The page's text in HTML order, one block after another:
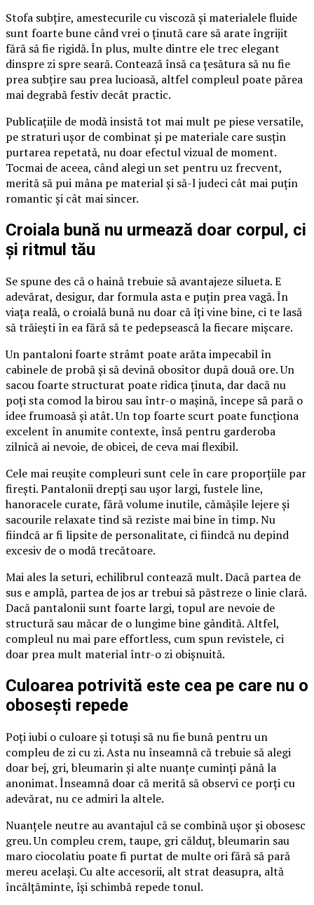
Stofa subțire, amestecurile cu viscoză și materialele fluide
sunt foarte bune când vrei o ținută care să arate îngrijit
fără să fie rigidă. În plus, multe dintre ele trec elegant
dinspre zi spre seară. Contează însă ca țesătura să nu fie
prea subțire sau prea lucioasă, altfel compleul poate părea
mai degrabă festiv decât practic.
Publicațiile de modă insistă tot mai mult pe piese versatile,
pe straturi ușor de combinat și pe materiale care susțin
purtarea repetată, nu doar efectul vizual de moment.
Tocmai de aceea, când alegi un set pentru uz frecvent,
merită să pui mâna pe material și să-l judeci cât mai puțin
romantic și cât mai sincer.
Croiala bună nu urmează doar corpul, ci
și ritmul tău
Se spune des că o haină trebuie să avantajeze silueta. E
adevărat, desigur, dar formula asta e puțin prea vagă. În
viața reală, o croială bună nu doar că îți vine bine, ci te lasă
să trăiești în ea fără să te pedepsească la fiecare mișcare.
Un pantaloni foarte strâmt poate arăta impecabil în
cabinele de probă și să devină obositor după două ore. Un
sacou foarte structurat poate ridica ținuta, dar dacă nu
poți sta comod la birou sau într-o mașină, începe să pară o
idee frumoasă și atât. Un top foarte scurt poate funcționa
excelent în anumite contexte, însă pentru garderoba
zilnică ai nevoie, de obicei, de ceva mai flexibil.
Cele mai reușite compleuri sunt cele în care proporțiile par
firești. Pantalonii drepți sau ușor largi, fustele line,
hanoracele curate, fără volume inutile, cămășile lejere și
sacourile relaxate tind să reziste mai bine în timp. Nu
fiindcă ar fi lipsite de personalitate, ci fiindcă nu depind
excesiv de o modă trecătoare.
Mai ales la seturi, echilibrul contează mult. Dacă partea de
sus e amplă, partea de jos ar trebui să păstreze o linie clară.
Dacă pantalonii sunt foarte largi, topul are nevoie de
structură sau măcar de o lungime bine gândită. Altfel,
compleul nu mai pare effortless, cum spun revistele, ci
doar prea mult material într-o zi obișnuită.
Culoarea potrivită este cea pe care nu o
obosești repede
Poți iubi o culoare și totuși să nu fie bună pentru un
compleu de zi cu zi. Asta nu înseamnă că trebuie să alegi
doar bej, gri, bleumarin și alte nuanțe cuminți până la
anonimat. Înseamnă doar că merită să observi ce porți cu
adevărat, nu ce admiri la altele.
Nuanțele neutre au avantajul că se combină ușor și obosesc
greu. Un compleu crem, taupe, gri călduț, bleumarin sau
maro ciocolatiu poate fi purtat de multe ori fără să pară
mereu același. Cu alte accesorii, alt strat deasupra, altă
încălțăminte, își schimbă repede tonul.